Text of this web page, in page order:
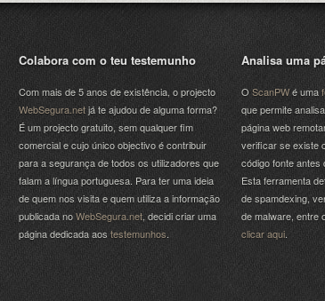
Colabora com o teu testemunho
Com mais de 5 anos de existência, o projecto
WebSegura.netjá te ajudou de alguma forma?
É um projecto gratuito, sem qualquer fim
comercial e cujo único objectivo é contribuir
para a segurança de todos os utilizadores que
falam a língua portuguesa. Para ter uma ideia
de quem nos visita e quem utiliza a informação
publicada noWebSegura.net , decidi criar uma
página dedicada aos testemunhos
Analisa uma
OScanPWé uma
que permite
página web
verificar se existe
código fonte antes
Esta ferramenta
de spamdexing,
de malware, entre
clicar aqui.